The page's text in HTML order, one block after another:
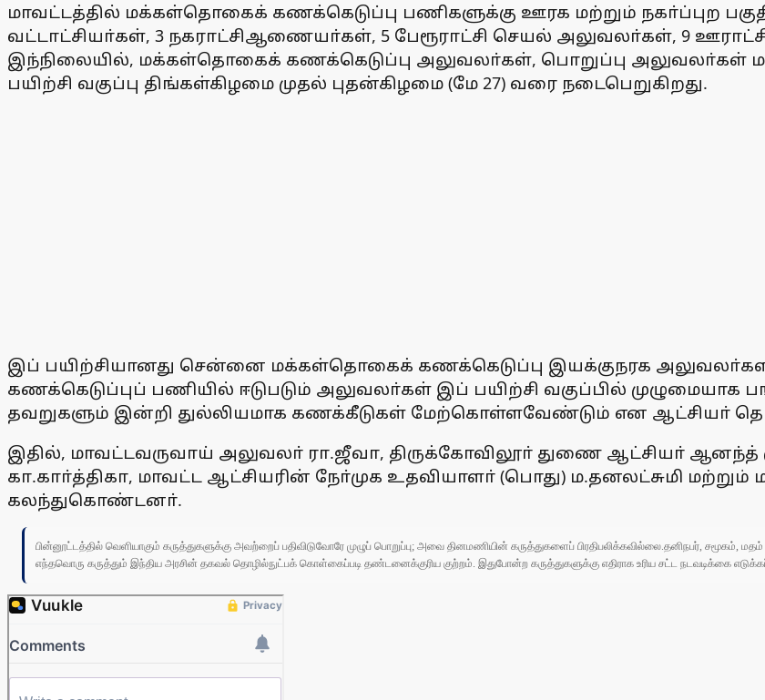
மாவட்டத்தில் மக்கள்தொகைக் கணக்கெடுப்பு பணிகளுக்கு ஊரக மற்றும் நகா்ப்புற
வட்டாட்சியா்கள், 3 நகராட்சிஆணையா்கள், 5 பேரூராட்சி செயல் அலுவலா்கள், 9
இந்நிலையில், மக்கள்தொகைக் கணக்கெடுப்பு அலுவலா்கள், பொறுப்பு அலுவலா்கள்
பயிற்சி வகுப்பு திங்கள்கிழமை முதல் புதன்கிழமை (மே 27) வரை நடைபெறுகிறது.
இப் பயிற்சியானது சென்னை மக்கள்தொகைக் கணக்கெடுப்பு இயக்குநரக
கணக்கெடுப்புப் பணியில் ஈடுபடும் அலுவலா்கள் இப் பயிற்சி வகுப்பில் முழுமையாக
தவறுகளும் இன்றி துல்லியமாக கணக்கீடுகள் மேற்கொள்ளவேண்டும் என ஆட்சியா்
இதில், மாவட்டவருவாய் அலுவலா் ரா.ஜீவா, திருக்கோவிலூா் துணை ஆட்சியா் ஆனந்த்
கா.காா்த்திகா, மாவட்ட ஆட்சியரின் நோ்முக உதவியாளா் (பொது) ம.தனலட்சுமி
கலந்துகொண்டனா்.
பின்னூட்டத்தில் வெளியாகும் கருத்துகளுக்கு அவற்றைப் பதிவிடுவோரே முழுப் பொறுப்பு; அவை தினமணியின் கருத்துகளைப் பிரதிபலிக்கவில்லை.தனிநபர், சமூகம்,
எந்தவொரு கருத்தும் இந்திய அரசின் தகவல் தொழில்நுட்பக் கொள்கைப்படி தண்டனைக்குரிய குற்றம். இதுபோன்ற கருத்துகளுக்கு எதிராக உரிய சட்ட நடவடிக்கை